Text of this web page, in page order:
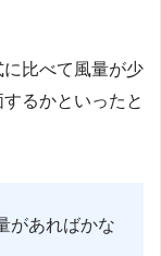
比べて風量が少
るかといったと
があればかな